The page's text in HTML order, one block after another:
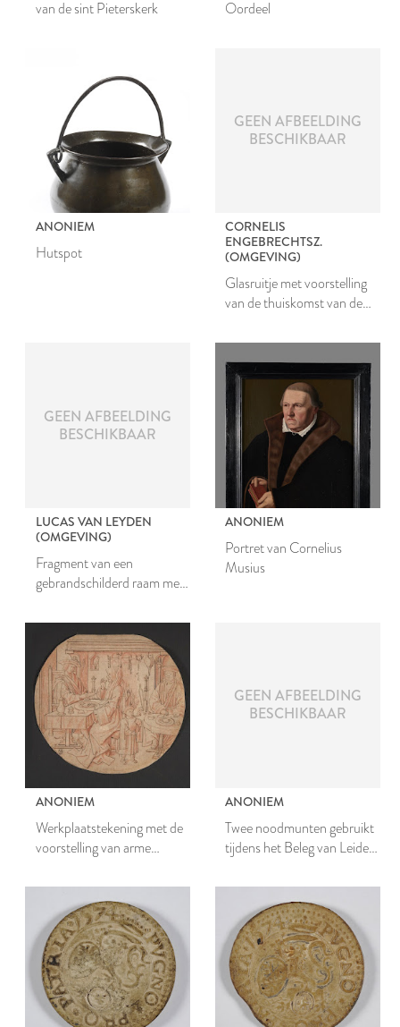
van de sint Pieterskerk
Oordeel
ANONIEM
Hutspot
GEEN AFBEELDING
BESCHIKBAAR
CORNELIS
ENGEBRECHTSZ.
(OMGEVING)
Glasruitje met voorstelling
van de thuiskomst van de
GEEN AFBEELDING
BESCHIKBAAR
LUCAS VAN LEYDEN
(OMGEVING)
Fragment van een
gebrandschilderd raam met
florale motieven
ANONIEM
Portret van Cornelius
Musius
ANONIEM
Werkplaatstekening met de
voorstelling van arme
GEEN AFBEELDING
BESCHIKBAAR
ANONIEM
Twee noodmunten gebruikt
tijdens het Beleg van Leiden,
papieren omslagje met
opschrift